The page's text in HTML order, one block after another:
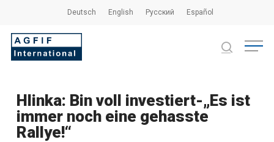
main
content
Deutsch English Русский Español
search
Hlinka: Bin voll investiert-„Es ist
immer noch eine gehasste
Rallye!“
Menu